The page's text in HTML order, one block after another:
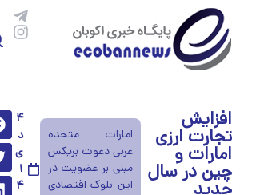
افزایش
تجارت ارزی
امارات و
چین در سال
جدید
امارات متحده
عربی دعوت بریکس
مبنی بر عضویت در
این بلوک اقتصادی
۴
د
ی
۱
۴